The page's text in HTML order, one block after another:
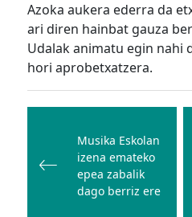
Azoka aukera ederra da
ari diren hainbat gauza
Udalak animatu egin nahi
hori aprobetxatzera.
Bidalketetan
nabigatuMusika Eskolan
izena emateko
epea zabalik
dago berriz ere